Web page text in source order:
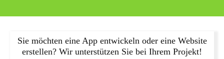
Sie möchten eine App entwickeln oder eine Website
erstellen? Wir unterstützen Sie bei Ihrem Projekt!